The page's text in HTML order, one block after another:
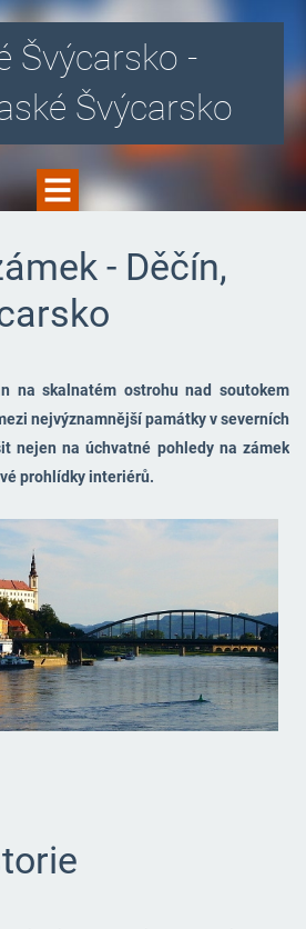
Švýcarsko -
Švýcarsko
- Děčín,
na skalnatém ostrohu nad soutokem
nejvýznamnější památky v severních
nejen na úchvatné pohledy na zámek
prohlídky interiérů.